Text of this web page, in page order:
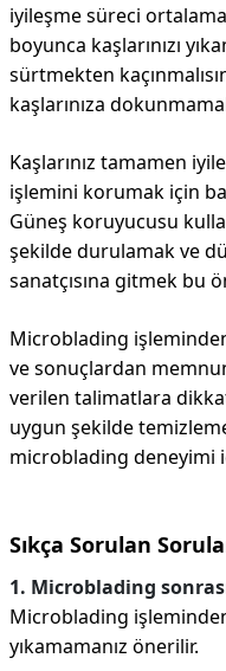
iyileşme süreci
boyunca kaşlarınızı
sürtmekten
kaşlarınıza
Kaşlarınız tamamen
işlemini korumak için
Güneş koruyucusu
şekilde durulamak ve
sanatçısına gitmek bu
Microblading
ve sonuçlardan
verilen talimatlara
uygun şekilde
microblading deneyimi
Sıkça Sorulan
1. Microblading
Microblading
yıkamamanız önerilir.